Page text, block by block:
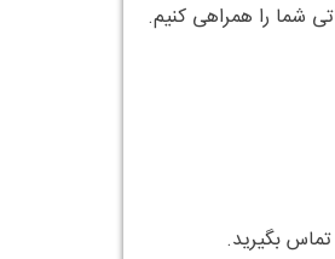
شما را همراهی کنیم.
بگیرید.